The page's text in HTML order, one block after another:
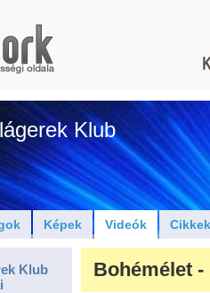
Klub
Képek Videók Cikkek
Klub
Bohémélet